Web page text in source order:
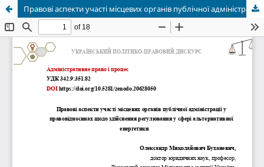
Правові аспекти участі місцевих органів публічної адміністрації у правовідносинах щодо здійснення регулювання у сфері альтернативної енергетики